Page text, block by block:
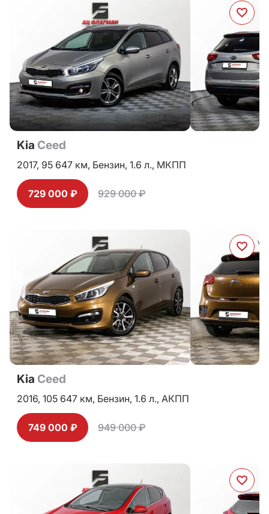
Kia Ceed
2017, 95 647 км, Бензин, 1.6 л., МКПП
729 000 ₽ 929 000 ₽
Kia Ceed
2016, 105 647 км, Бензин, 1.6 л., АКПП
749 000 ₽ 949 000 ₽